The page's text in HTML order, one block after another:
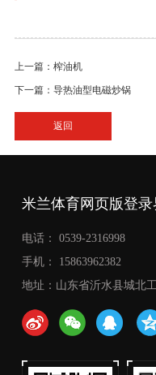
上一篇：榨油机
下一篇：导热油型电磁炒锅
返回
米兰体育网页版登录
电话： 0539-2316998
手机： 15863962382
地址：山东省沂水县城北